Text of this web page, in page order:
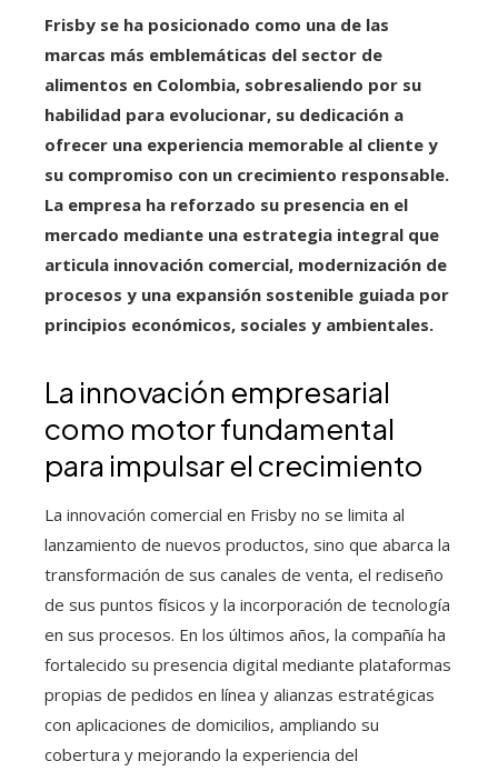
Frisby se ha posicionado como una de las
marcas más emblemáticas del sector de
alimentos en Colombia, sobresaliendo por su
habilidad para evolucionar, su dedicación a
ofrecer una experiencia memorable al cliente y
su compromiso con un crecimiento responsable.
La empresa ha reforzado su presencia en el
mercado mediante una estrategia integral que
articula innovación comercial, modernización de
procesos y una expansión sostenible guiada por
principios económicos, sociales y ambientales.
La innovación empresarial
como motor fundamental
para impulsar el crecimiento
La innovación comercial en Frisby no se limita al
lanzamiento de nuevos productos, sino que abarca la
transformación de sus canales de venta, el rediseño
de sus puntos físicos y la incorporación de tecnología
en sus procesos. En los últimos años, la compañía ha
fortalecido su presencia digital mediante plataformas
propias de pedidos en línea y alianzas estratégicas
con aplicaciones de domicilios, ampliando su
cobertura y mejorando la experiencia del